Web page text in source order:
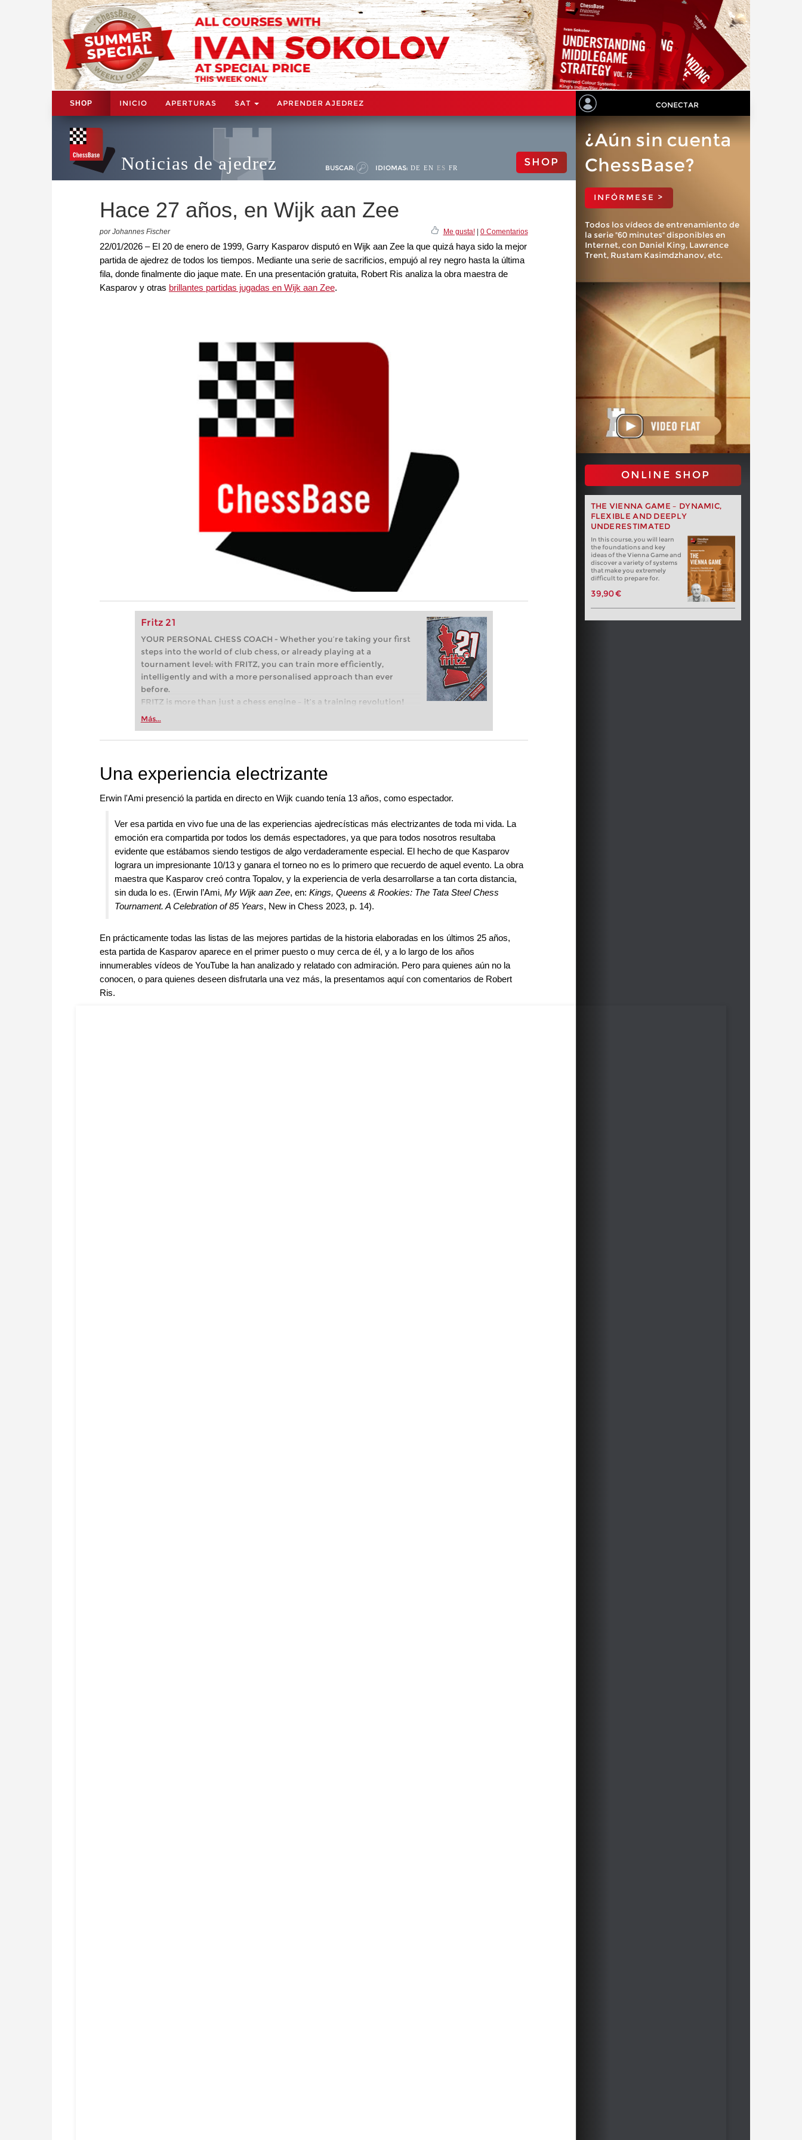
SHOP INICIO APERTURAS SAT APRENDER AJEDREZ CONECTAR
Noticias de ajedrez BUSCAR: IDIOMAS: DE EN ES FR SHOP
Hace 27 años, en Wijk aan Zee
por Johannes Fischer Me gusta!| 0 Comentarios
22/01/2026 – El 20 de enero de 1999, Garry Kasparov disputó en Wijk aan Zee la que quizá haya sido la mejor
partida de ajedrez de todos los tiempos. Mediante una serie de sacrificios, empujó al rey negro hasta la última
fila, donde finalmente dio jaque mate. En una presentación gratuita, Robert Ris analiza la obra maestra de
Kasparov y otras brillantes partidas jugadas en Wijk aan Zee.
Fritz 21
YOUR PERSONAL CHESS COACH - Whether you’re taking your first
steps into the world of club chess, or already playing at a
tournament level: with FRITZ, you can train more efficiently,
intelligently and with a more personalised approach than ever
before.
FRITZ is more than just a chess engine – it’s a training revolution!
Whether you’re taking your first steps into the world of club chess,
more efficiently, intelligently and with a more personalised
Más...
¿Aún sin cuenta
ChessBase?
INFÓRMESE >
Todos los vídeos de entrenamiento de
la serie "60 minutes" disponibles en
Internet, con Daniel King, Lawrence
Trent, Rustam Kasimdzhanov, etc.
ONLINE SHOP
THE VIENNA GAME – DYNAMIC,
FLEXIBLE AND DEEPLY
UNDERESTIMATED
In this course, you will learn
the foundations and key
ideas of the Vienna Game and
discover a variety of systems
that make you extremely
difficult to prepare for.
39,90 €
Una experiencia electrizante
Erwin l'Ami presenció la partida en directo en Wijk cuando tenía 13 años, como espectador.
Ver esa partida en vivo fue una de las experiencias ajedrecísticas más electrizantes de toda mi vida. La
emoción era compartida por todos los demás espectadores, ya que para todos nosotros resultaba
evidente que estábamos siendo testigos de algo verdaderamente especial. El hecho de que Kasparov
lograra un impresionante 10/13 y ganara el torneo no es lo primero que recuerdo de aquel evento. La obra
maestra que Kasparov creó contra Topalov, y la experiencia de verla desarrollarse a tan corta distancia,
sin duda lo es. (Erwin l’Ami, My Wijk aan Zee, en: Kings, Queens & Rookies: The Tata Steel Chess
Tournament. A Celebration of 85 Years, New in Chess 2023, p. 14).
En prácticamente todas las listas de las mejores partidas de la historia elaboradas en los últimos 25 años,
esta partida de Kasparov aparece en el primer puesto o muy cerca de él, y a lo largo de los años
innumerables vídeos de YouTube la han analizado y relatado con admiración. Pero para quienes aún no la
conocen, o para quienes deseen disfrutarla una vez más, la presentamos aquí con comentarios de Robert
Ris.